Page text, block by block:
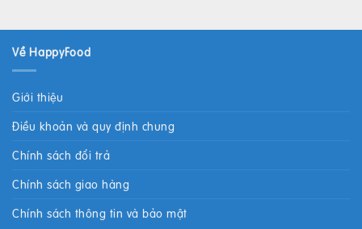
Về HappyFood
Giới thiệu
Điều khoản và quy định chung
Chính sách đổi trả
Chính sách giao hàng
Chính sách thông tin và bảo mật